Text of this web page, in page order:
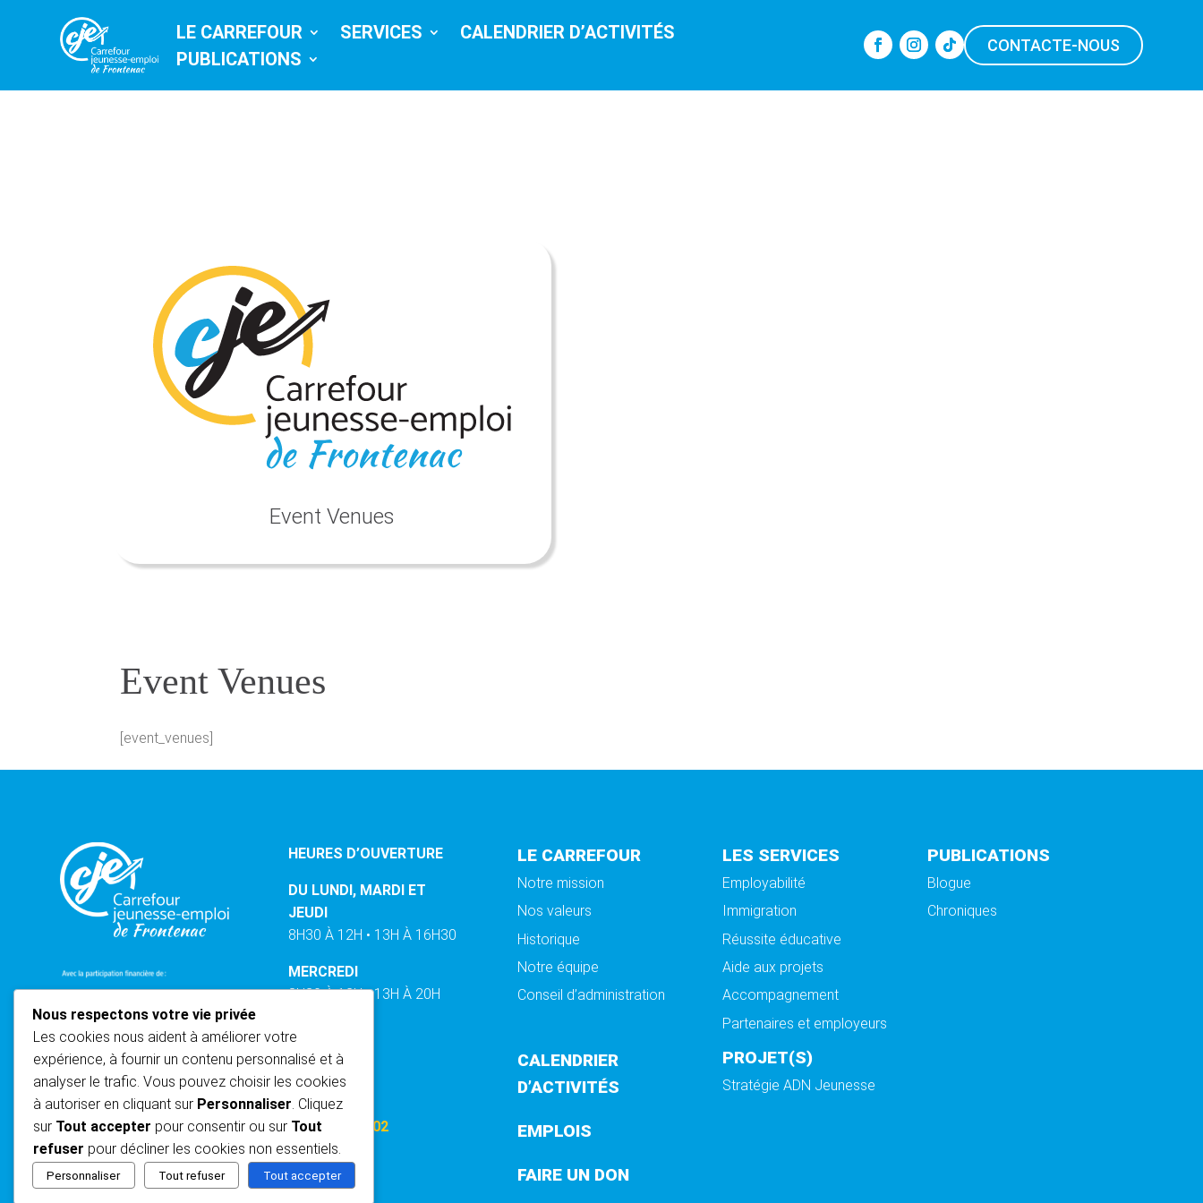
LE CARREFOUR SERVICES
CALENDRIER D’ACTIVITÉS
PUBLICATIONS
CONTACTE-NOUS
Event Venues
Event Venues
[event_venues]
HEURES D’OUVERTURE
DU LUNDI, MARDI ET
JEUDI
8H30 À 12H • 13H À 16H30
MERCREDI
8H30 À 12H • 13H À 20H
VENDREDI
8H30 À 12H
TÉLÉPHONE
(418) 335-0802
LE CARREFOUR
Notre mission
Nos valeurs
Historique
Notre équipe
Conseil d’administration
LES SERVICES
Employabilité
Immigration
Réussite éducative
Aide aux projets
Accompagnement
Partenaires et employeurs
PUBLICATIONS
Blogue
Chroniques
CALENDRIER
D’ACTIVITÉS
EMPLOIS
FAIRE UN DON
PROJET(S)
Stratégie ADN Jeunesse
Nous respectons votre vie privée
Les cookies nous aident à améliorer votre
expérience, à fournir un contenu personnalisé et à
analyser le trafic. Vous pouvez choisir les cookies
à autoriser en cliquant sur Personnaliser. Cliquez
sur Tout accepter pour consentir ou sur Tout
refuser pour décliner les cookies non essentiels.
Personnaliser Tout refuser Tout accepter